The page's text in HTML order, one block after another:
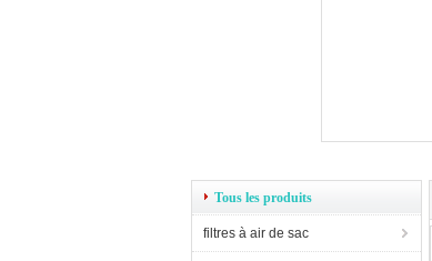
Tous les produits
filtres à air de sac